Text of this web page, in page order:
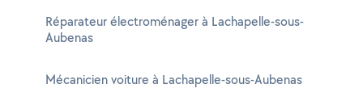
Réparateur électroménager à Lachapelle-sous-
Aubenas
Mécanicien voiture à Lachapelle-sous-Aubenas